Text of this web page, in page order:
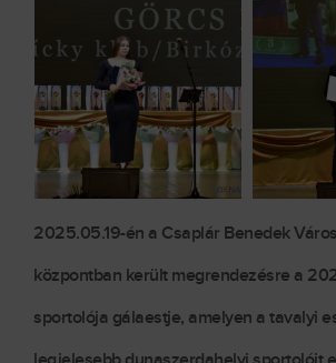
2025.05.19-én a Csaplár Benedek
központban került megrendezésre a
sportolója gálaestje, amelyen a tavalyi